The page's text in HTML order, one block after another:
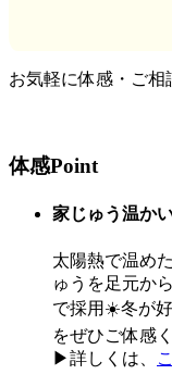
お気軽に体感・ご相
体感Point
家じゅう温か
太陽熱で温め
ゅうを足元か
で採用☀️冬が
をぜひご体感
▶︎詳しくは、